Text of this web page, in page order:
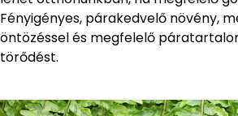
Fényigényes, párakedvelő növény,
öntözéssel és megfelelő
törődést.